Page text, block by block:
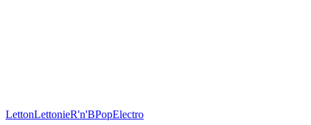
LettonLettonieR'n'BPopElectro